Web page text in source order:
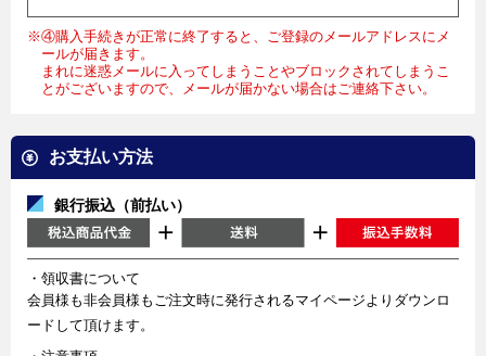
※④購入手続きが正常に終了すると、ご登録のメールアドレスにメ
ールが届きます。
まれに迷惑メールに入ってしまうことやブロックされてしまうこ
とがございますので、メールが届かない場合はご連絡下さい。
お支払い方法
銀行振込（前払い）
・領収書について
会員様も非会員様もご注文時に発行されるマイページよりダウンロ
ードして頂けます。